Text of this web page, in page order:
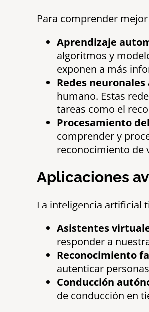
Para comprender
Aprendizaje
algoritmos y
exponen a más
Redes
humano. Estas
tareas como el
Procesamiento
comprender y
reconocimiento de
Aplicaciones
La inteligencia artificial
Asistentes
responder a
Reconocimiento
autenticar
Conducción
de conducción en